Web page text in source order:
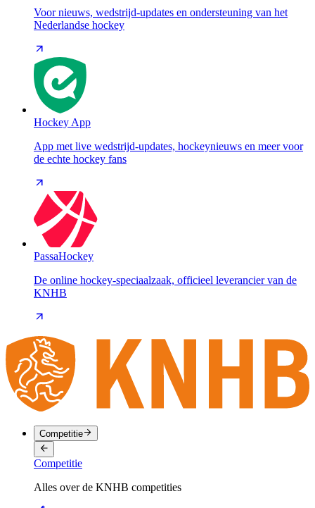
Voor nieuws, wedstrijd-updates en ondersteuning van het
Nederlandse hockey
Hockey App
App met live wedstrijd-updates, hockeynieuws en meer voor
de echte hockey fans
PassaHockey
De online hockey-speciaalzaak, officieel leverancier van de
KNHB
Competitie
Competitie
Alles over de KNHB competities